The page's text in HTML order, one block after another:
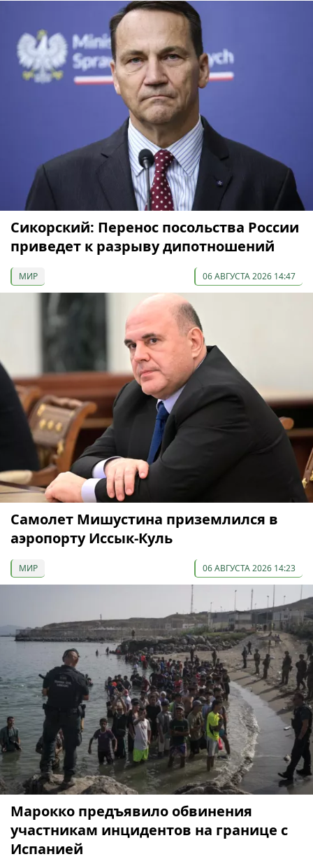
Сикорский: Перенос посольства России
приведет к разрыву дипотношений
МИР 06 АВГУСТА 2026 14:47
Самолет Мишустина приземлился в
аэропорту Иссык-Куль
МИР 06 АВГУСТА 2026 14:23
Марокко предъявило обвинения
участникам инцидентов на границе с
Испанией